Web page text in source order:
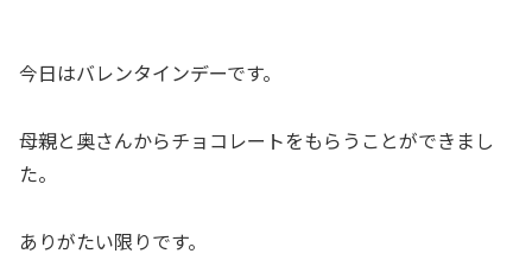
今日はバレンタインデーです。
母親と奥さんからチョコレートをもらうことができまし
た。
ありがたい限りです。